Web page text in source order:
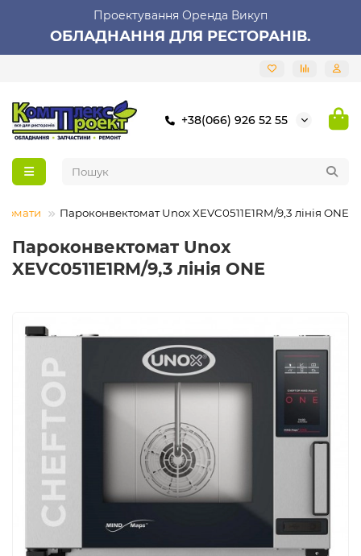
Проектування Оренда Викуп
ОБЛАДНАННЯ ДЛЯ РЕСТОРАНІВ.
+38(066) 926 52 55
Пароконвектомат Unox XEVC0511E1RM/9,3 лінія ONE
Пароконвектомат Unox
XEVC0511E1RM/9,3 лінія ONE